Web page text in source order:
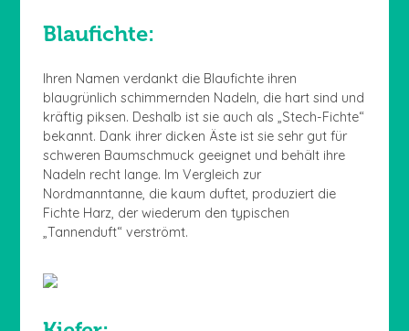
Blaufichte:
Ihren Namen verdankt die Blaufichte ihren
blaugrünlich schimmernden Nadeln, die hart sind und
kräftig piksen. Deshalb ist sie auch als „Stech-Fichte“
bekannt. Dank ihrer dicken Äste ist sie sehr gut für
schweren Baumschmuck geeignet und behält ihre
Nadeln recht lange. Im Vergleich zur
Nordmanntanne, die kaum duftet, produziert die
Fichte Harz, der wiederum den typischen
„Tannenduft“ verströmt.